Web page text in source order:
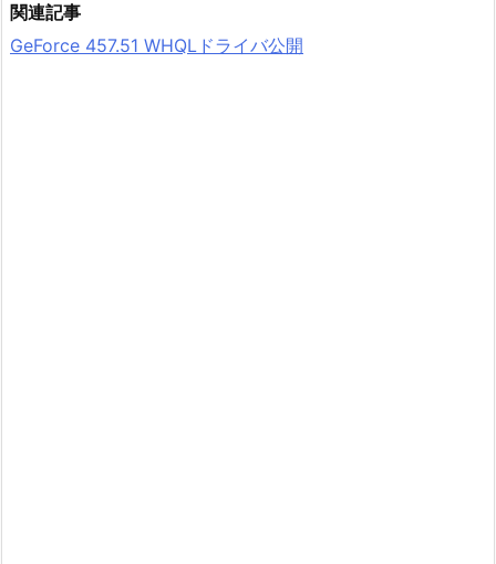
関連記事
GeForce 457.51 WHQLドライバ公開